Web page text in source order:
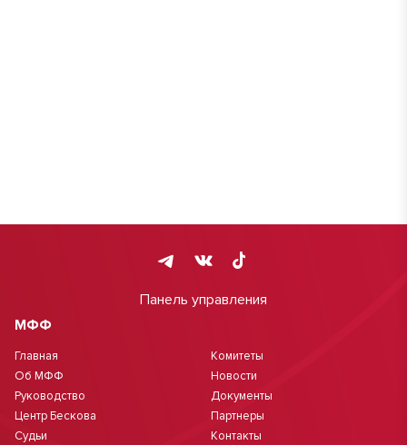
Панель управления
МФФ
Главная
Об МФФ
Руководство
Центр Бескова
Судьи
Комитеты
Новости
Документы
Партнеры
Контакты